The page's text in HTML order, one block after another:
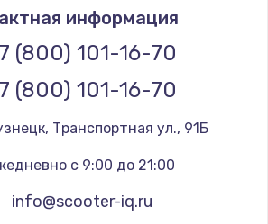
петель крышки
990 руб.
Заказать
1060 руб.
Заказать
информация
(800) 101-16-70
(800) 101-16-70
, Транспортная ул., 91Б
с 9:00 до 21:00
info@scooter-iq.ru